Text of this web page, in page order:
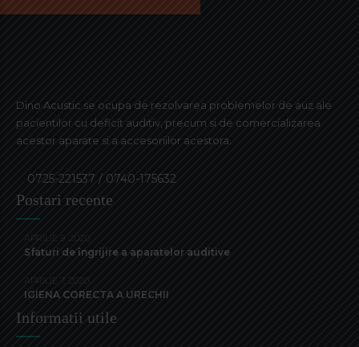
Dino Acustic se ocupa de rezolvarea problemelor de auz ale
pacientilor cu deficit auditiv, precum si de comercializarea
acestor aparate si a accesoriilor acestora.
0725-221537 / 0740-175632
Postari recente
APRILIE 9, 2020
Sfaturi de îngrijire a aparatelor auditive
APRILIE 7, 2020
IGIENA CORECTA A URECHII
Informatii utile